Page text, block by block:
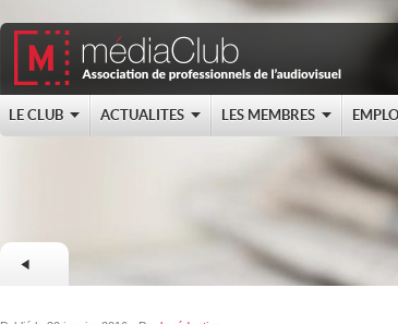
LE CLUB ACTUALITES LES MEMBRES EMPLOI